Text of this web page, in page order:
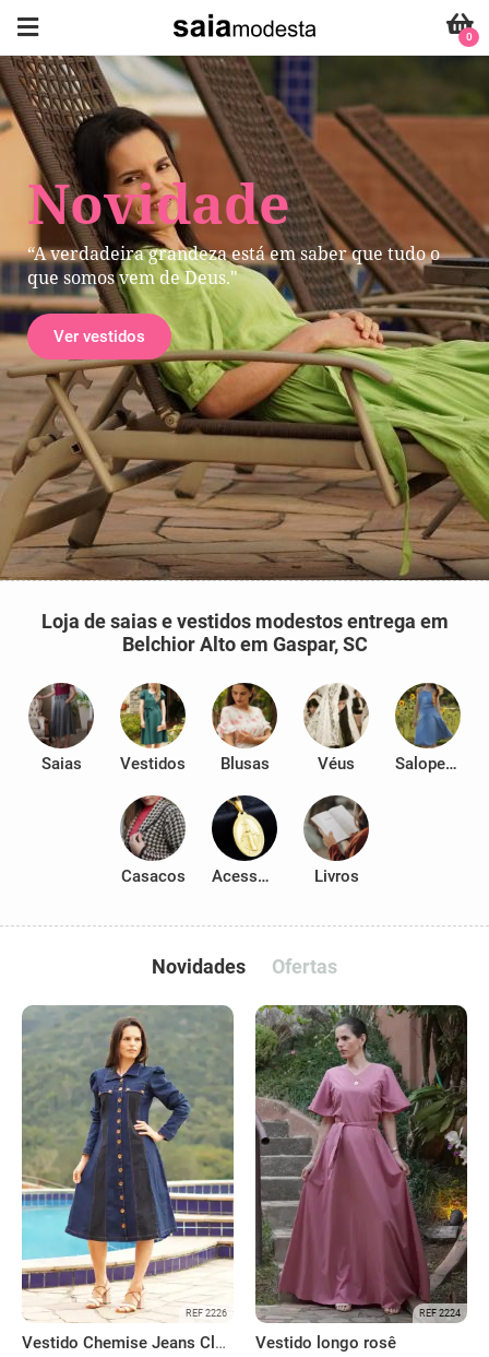
Novidade
“A verdadeira grandeza está em saber que tudo o
que somos vem de Deus."
Ver vestidos
0
Loja de saias e vestidos modestos entrega em
Belchior Alto em Gaspar, SC
Saias Vestidos Blusas Véus Salopetes
Casacos Acessórios Livros
Novidades Ofertas
REF 2226
Vestido Chemise Jeans Clássica Serena
REF 2224
Vestido longo rosê